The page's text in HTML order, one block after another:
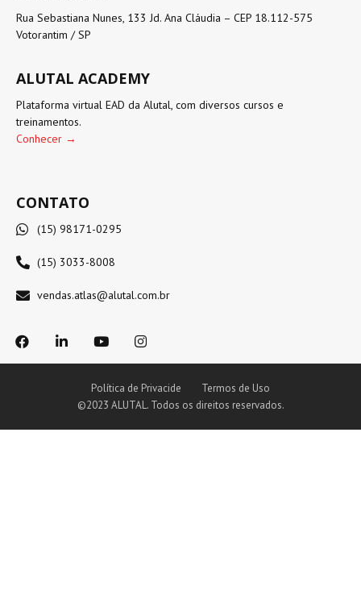
Rua Sebastiana Nunes, 133 Jd. Ana Cláudia – CEP 18.112-575
Votorantim / SP
ALUTAL ACADEMY
Plataforma virtual EAD da Alutal, com diversos cursos e
treinamentos.
Conhecer →
CONTATO
(15) 98171-0295
(15) 3033-8008
vendas.atlas@alutal.com.br
Política de Privacide
Termos de Uso
©2023 ALUTAL. Todos os direitos reservados.